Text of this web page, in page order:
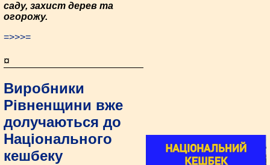
саду, захист дерев та
огорожу.
=>>>=
¤
Виробники
Рівненщини вже
долучаються до
Національного
кешбеку